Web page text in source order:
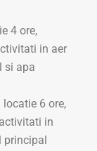
4 ore,
in aer
si apa
locatie 6 ore,
in
principal